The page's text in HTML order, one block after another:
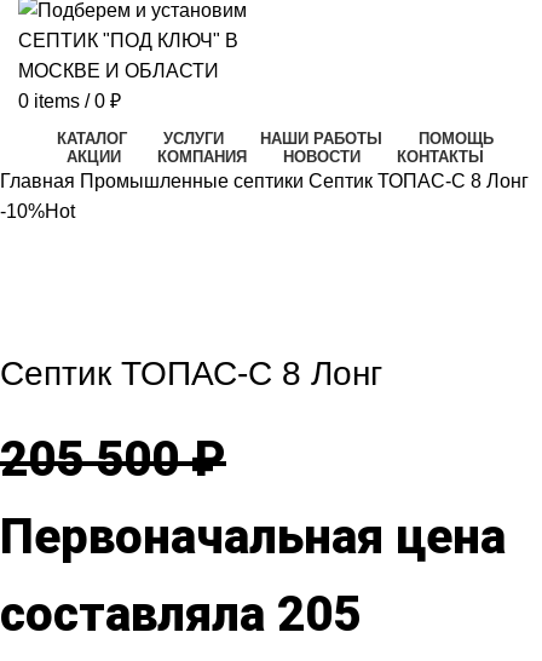
0 items / 0 ₽
КАТАЛОГ УСЛУГИ НАШИ РАБОТЫ
ПОМОЩЬ
АКЦИИ
КОМПАНИЯ НОВОСТИ КОНТАКТЫ
Главная Промышленные септики Септик ТОПАС-С 8 Лонг
-10%Hot
Септик ТОПАС-С 8 Лонг
205 500₽
Первоначальная цена
составляла 205